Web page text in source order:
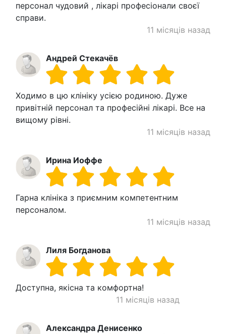
персонал чудовий , лікарі професіонали своєї
справи.
11 місяців назад
Андрей Стекачёв
Ходимо в цю клініку усією родиною. Дуже
привітній персонал та професійні лікарі. Все на
вищому рівні.
11 місяців назад
Ирина Иоффе
Гарна клініка з приємним компетентним
персоналом.
11 місяців назад
Лиля Богданова
Доступна, якісна та комфортна!
11 місяців назад
Александра Денисенко